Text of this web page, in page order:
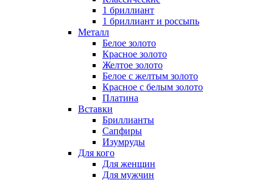
1 бриллиант
1 бриллиант и россыпь
Металл
Белое золото
Красное золото
Желтое золото
Белое с желтым золото
Красное с белым золото
Платина
Вставки
Бриллианты
Сапфиры
Изумруды
Для кого
Для женщин
Для мужчин